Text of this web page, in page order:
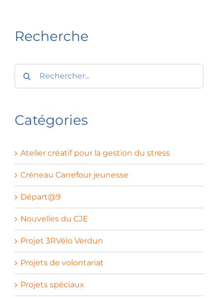
Recherche
Recherche
sur
Catégories
Atelier créatif pour la gestion du stress
Créneau Carrefour jeunesse
Départ@9
Nouvelles du CJE
Projet 3RVélo Verdun
Projets de volontariat
Projets spéciaux